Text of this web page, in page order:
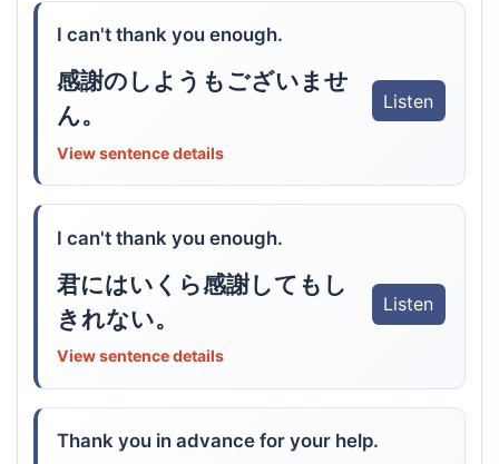
I can't thank you enough.
感謝のしようもございませ
ん。
Listen
View sentence details
I can't thank you enough.
君にはいくら感謝してもし
きれない。
Listen
View sentence details
Thank you in advance for your help.